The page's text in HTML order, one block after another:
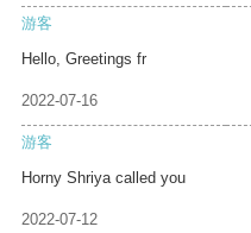
游客
Hello, Greetings fr
2022-07-16
游客
Horny Shriya called you
2022-07-12